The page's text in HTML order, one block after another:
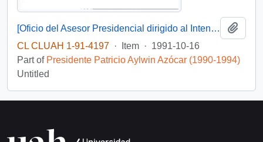
[Oficio del Asesor Presidencial dirigido al Intendente de la III Región, Sr. Raúl Barrionuevo, referente a saludo de Navidad]
CL CLUAH 1-91-4197 · Item · 1991-10-16
Part of Presidente Patricio Aylwin Azócar (1990-1994)
Untitled